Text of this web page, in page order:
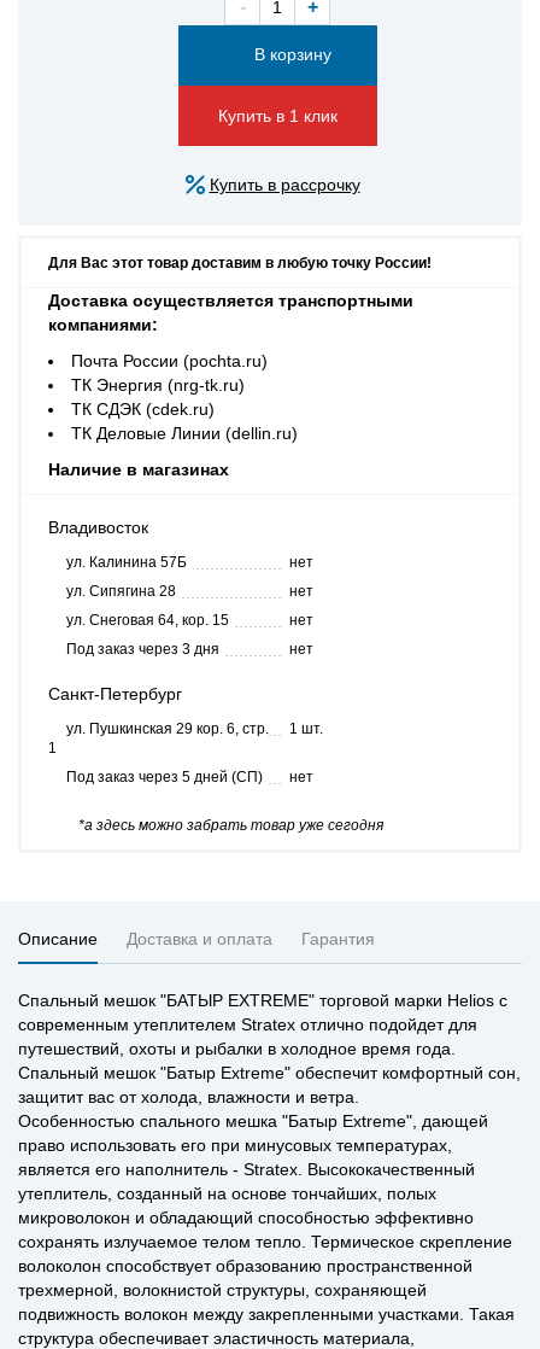
- +
Купить в 1 клик
Купить в рассрочку
Для Вас этот товар доставим в любую точку России!
Доставка осуществляется транспортными
компаниями:
Почта России (pochta.ru)
ТК Энергия (nrg-tk.ru)
ТК СДЭК (cdek.ru)
ТК Деловые Линии (dellin.ru)
Наличие в магазинах
Владивосток
ул. Калинина 57Б
нет
ул. Сипягина 28
нет
ул. Снеговая 64, кор. 15
нет
Под заказ через 3 дня
нет
Санкт-Петербург
ул. Пушкинская 29 кор. 6, стр.
1
1 шт.
Под заказ через 5 дней (СП) нет
*а здесь можно забрать товар уже сегодня
Описание Доставка и оплата Гарантия
Спальный мешок "БАТЫР EXTREMЕ" торговой марки Helios с
современным утеплителем Stratex отлично подойдет для
путешествий, охоты и рыбалки в холодное время года.
Спальный мешок "Батыр Extreme" обеспечит комфортный сон,
защитит вас от холода, влажности и ветра.
Особенностью спального мешка "Батыр Extreme", дающей
право использовать его при минусовых температурах,
является его наполнитель - Stratex. Высококачественный
утеплитель, созданный на основе тончайших, полых
микроволокон и обладающий способностью эффективно
сохранять излучаемое телом тепло. Термическое скрепление
волоколон способствует образованию пространственной
трехмерной, волокнистой структуры, сохраняющей
подвижность волокон между закрепленными участками. Такая
структура обеспечивает эластичность материала,